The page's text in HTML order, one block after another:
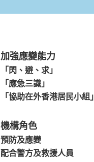
加強應變能力
「閃、避、求」
「應急三識」
「協助在外香港居民小組」
機構角色
預防及應變
配合警方及救援人員